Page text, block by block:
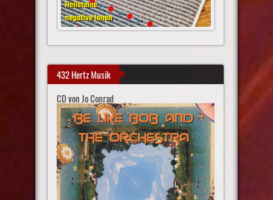
432 Hertz Musik
CD von Jo Conrad